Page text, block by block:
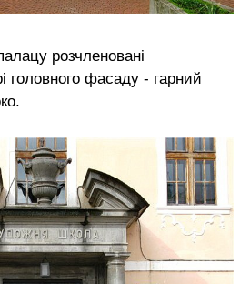
розчленовані
головного фасаду - гарний